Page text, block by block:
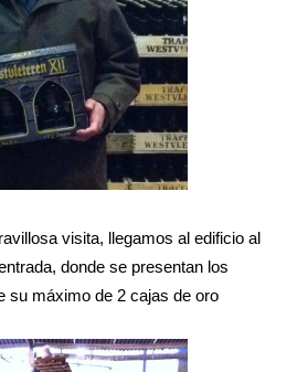
visita, llegamos al edificio al
donde se presentan los
su máximo de 2 cajas de oro